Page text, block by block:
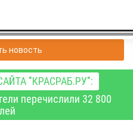
новость
"КРАСРАБ.РУ":
перечислили 32 800